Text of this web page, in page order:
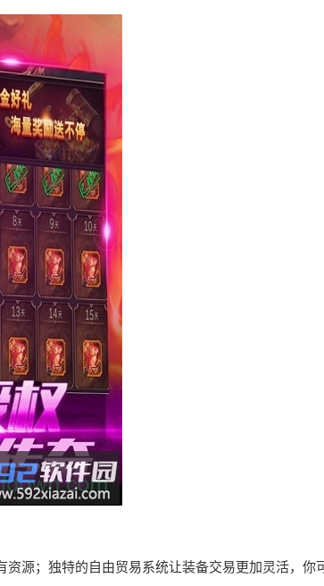
源；独特的自由贸易系统让装备交易更加灵活，你